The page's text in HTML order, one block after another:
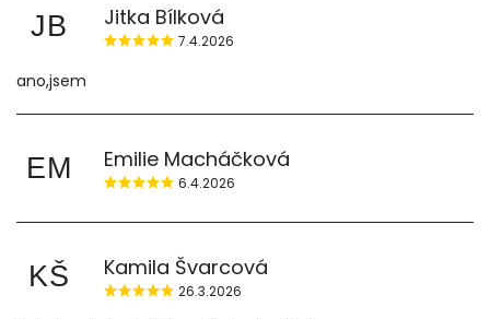
JB Jitka Bílková
7.4.2026
ano,jsem
EM Emilie Macháčková
6.4.2026
KŠ Kamila Švarcová
26.3.2026